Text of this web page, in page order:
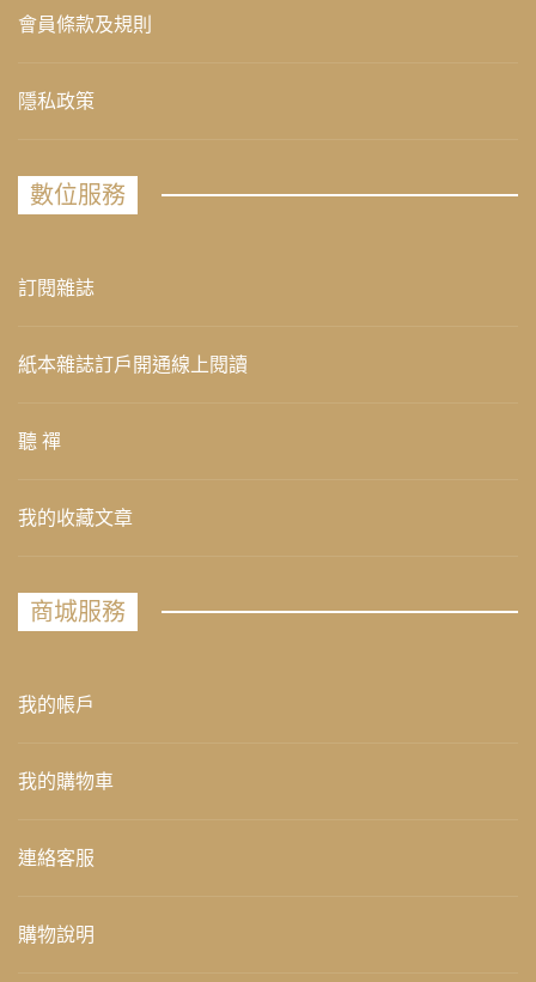
會員條款及規則
隱私政策
數位服務
訂閱雜誌
紙本雜誌訂戶開通線上閱讀
聽 禪
我的收藏文章
商城服務
我的帳戶
我的購物車
連絡客服
購物說明